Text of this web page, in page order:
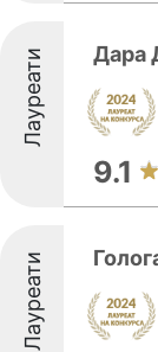
Лауреати Дара
9.1
Лауреати